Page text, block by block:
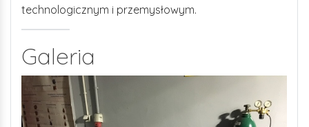
technologicznym i przemysłowym.
Galeria